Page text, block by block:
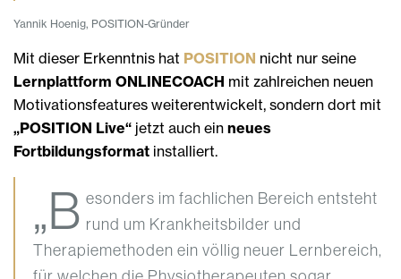
Yannik Hoenig, POSITION-Gründer
Mit dieser Erkenntnis hat POSITION nicht nur seine
Lernplattform ONLINECOACH mit zahlreichen neuen
Motivationsfeatures weiterentwickelt, sondern dort mit
„POSITION Live“ jetzt auch ein neues
Fortbildungsformat installiert.
„B esonders im fachlichen Bereich entsteht
rund um Krankheitsbilder und
Therapiemethoden ein völlig neuer Lernbereich,